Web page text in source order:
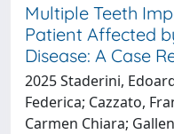
Multiple Teeth
Patient Affected
Disease: A Case
2025 Staderini,
Federica; Cazzato,
Carmen Chiara;